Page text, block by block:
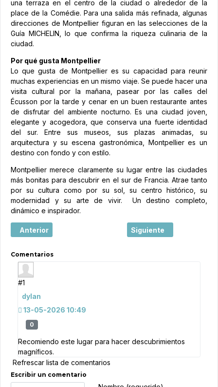
una terraza en el centro de la ciudad o alrededor de la
place de la Comédie. Para una salida más refinada, algunas
direcciones de Montpellier figuran en las selecciones de la
Guía MICHELIN, lo que confirma la riqueza culinaria de la
ciudad.
Por qué gusta Montpellier
Lo que gusta de Montpellier es su capacidad para reunir
muchas experiencias en un mismo viaje. Se puede hacer una
visita cultural por la mañana, pasear por las calles del
Écusson por la tarde y cenar en un buen restaurante antes
de disfrutar del ambiente nocturno. Es una ciudad joven,
elegante y acogedora, que conserva una fuerte identidad
del sur. Entre sus museos, sus plazas animadas, su
arquitectura y su escena gastronómica, Montpellier es un
destino con fondo y con estilo.
Montpellier merece claramente su lugar entre las ciudades
más bonitas para descubrir en el sur de Francia. Atrae tanto
por su cultura como por su sol, su centro histórico, su
modernidad y su arte de vivir. Un destino completo,
dinámico e inspirador.
Artículo anterior: Sarlat-la-Canéda, entre historia
Anterior Artículo siguiente:
Siguiente
Comentarios
#1
dylan
13-05-2026 10:49
0
Recomiendo este lugar para hacer descubrimientos
magníficos.
Refrescar lista de comentarios
Escribir un comentario